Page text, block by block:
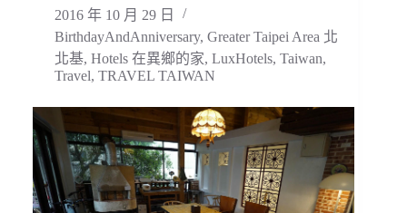
2016 年 10 月 29 日
BirthdayAndAnniversary, Greater Taipei Area 北
北基, Hotels 在異鄉的家, LuxHotels, Taiwan,
Travel, TRAVEL TAIWAN